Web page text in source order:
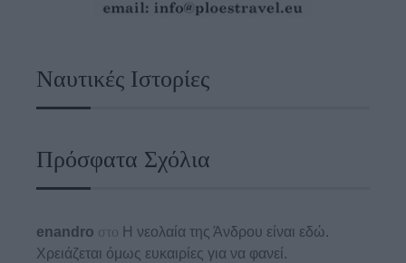
Ναυτικές Ιστορίες
Πρόσφατα Σχόλια
enandro στο Η νεολαία της Άνδρου είναι εδώ.
Χρειάζεται όμως ευκαιρίες για να φανεί.